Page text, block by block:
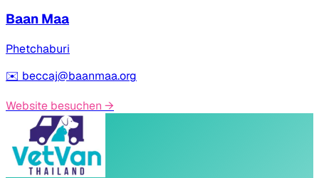
Baan Maa
Phetchaburi
✉️ beccaj@baanmaa.org
Website besuchen →